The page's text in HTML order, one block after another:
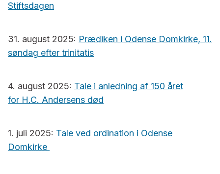
Stiftsdagen
31. august 2025: Prædiken i Odense Domkirke, 11.
søndag efter trinitatis
4. august 2025: Tale i anledning af 150 året
for H.C. Andersens død
1. juli 2025: Tale ved ordination i Odense
Domkirke